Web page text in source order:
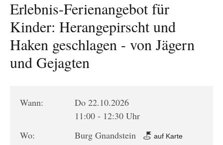
Erlebnis-Ferienangebot für
Kinder: Herangepirscht und
Haken geschlagen - von Jägern
und Gejagten
Wann:
Do 22.10.2026
11:00 - 12:30 Uhr
Wo:
Burg Gnandstein
auf Karte